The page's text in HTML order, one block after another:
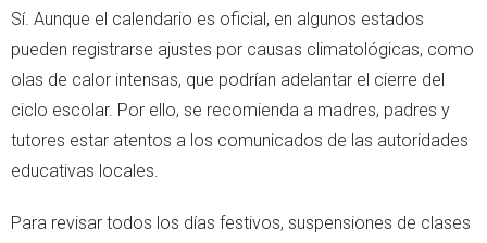
Sí. Aunque el calendario es oficial, en algunos estados
pueden registrarse ajustes por causas climatológicas, como
olas de calor intensas, que podrían adelantar el cierre del
ciclo escolar. Por ello, se recomienda a madres, padres y
tutores estar atentos a los comunicados de las autoridades
educativas locales.
Para revisar todos los días festivos, suspensiones de clases